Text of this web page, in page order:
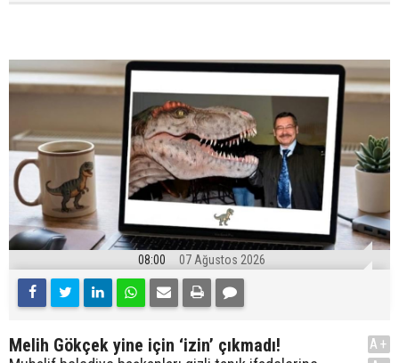
08:00 07 Ağustos 2026
Melih Gökçek yine için ‘izin’ çıkmadı!
A+